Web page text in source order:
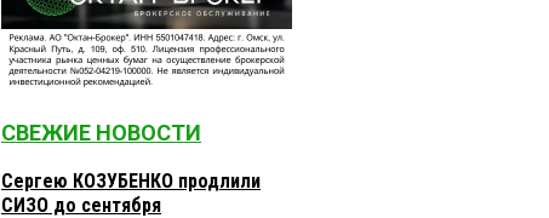
СВЕЖИЕ НОВОСТИ
Сергею КОЗУБЕНКО продлили
СИЗО до сентября